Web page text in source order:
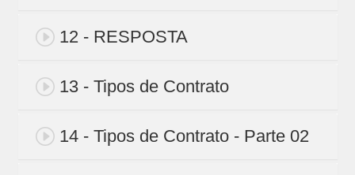
12 - RESPOSTA
13 - Tipos de Contrato
14 - Tipos de Contrato - Parte 02